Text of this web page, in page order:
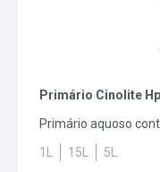
Primário Cinolite Hp
Primário aquoso
1L
15L 5L